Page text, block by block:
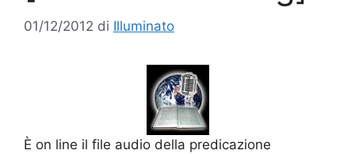
01/12/2012 di Illuminato
È on line il file audio della predicazione